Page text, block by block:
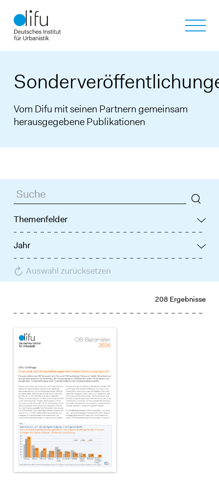
zum
Inhalt
Vom Difu mit seinen Partnern gemeinsam
herausgegebene Publikationen
Themenfelder
Jahr
Auswahl zurücksetzen
208 Ergebnisse